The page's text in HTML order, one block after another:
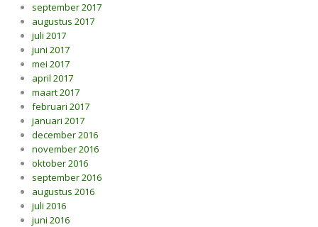
september 2017
augustus 2017
juli 2017
juni 2017
mei 2017
april 2017
maart 2017
februari 2017
januari 2017
december 2016
november 2016
oktober 2016
september 2016
augustus 2016
juli 2016
juni 2016